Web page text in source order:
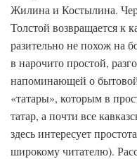
Жилина и Костылина.
Толстой возвращается к
разительно не похож на
в нарочито простой,
напоминающей о бытовой
«татары», которым в
татар, а почти все
здесь интересует
широкому читателю).